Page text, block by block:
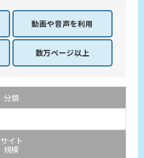
動画や音声を利用
数万ページ以上
分類
サイト
規模